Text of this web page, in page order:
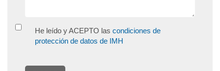
He leído y ACEPTO las condiciones de
protección de datos de IMH